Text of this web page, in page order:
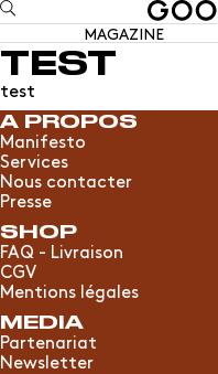
MAGAZINE
TEST
test
A PROPOS
Manifesto
Services
Nous contacter
Presse
SHOP
FAQ - Livraison
CGV
Mentions légales
MEDIA
Partenariat
Newsletter